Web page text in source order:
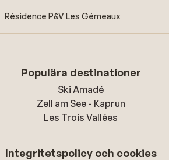
Résidence P&V Les Gémeaux
Populära destinationer
Ski Amadé
Zell am See - Kaprun
Les Trois Vallées
Integritetspolicy och cookies